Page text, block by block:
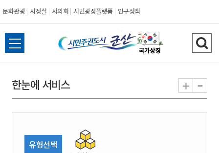
문화관광 시장실 시의회 시민광장플랫폼 인구정책
시
민
권
전
체
뉴
열
검
색
기
한눈에 서비스 + -
유형선택